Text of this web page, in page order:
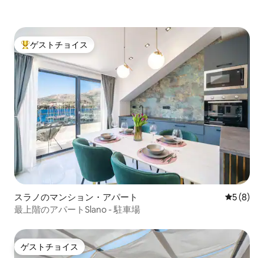
大好評のゲストチョイスです。
ゲストチョイス
スラノのマンション・アパート レビュー
5 (8)
最上階のアパートSlano - 駐車場
ゲストチョイス
ゲストチョイス